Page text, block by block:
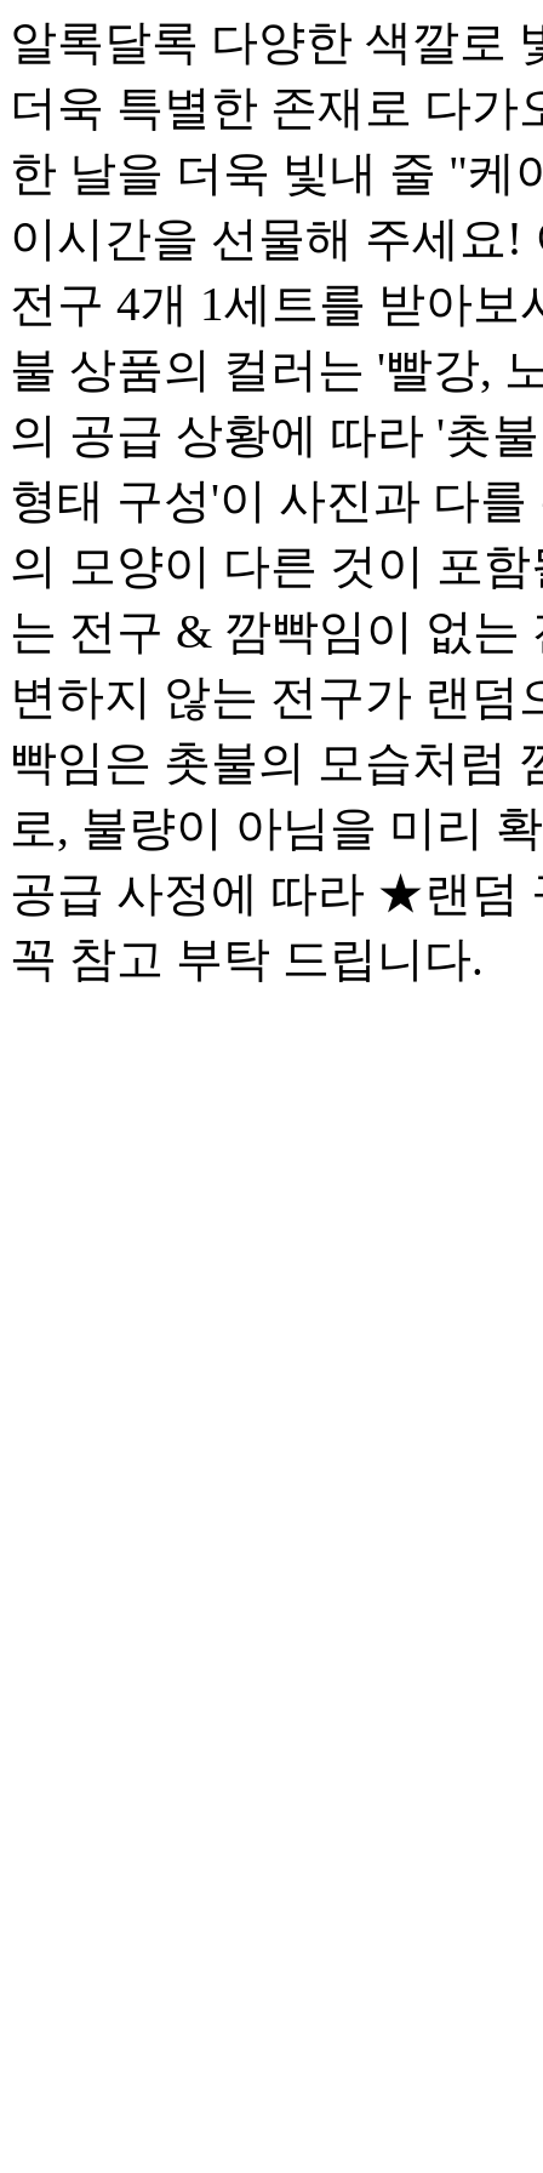
알록달록 다양한 색깔로
더욱 특별한 존재로 다가
한 날을 더욱 빛내 줄 "케
이시간을 선물해 주세요
전구 4개 1세트를 받아
불 상품의 컬러는 '빨강,
의 공급 상황에 따라 '촛
형태 구성'이 사진과 다
의 모양이 다른 것이 포
는 전구 & 깜빡임이 없
변하지 않는 전구가 랜덤
빡임은 촛불의 모습처럼
로, 불량이 아님을 미리
공급 사정에 따라 ★랜덤
꼭 참고 부탁 드립니다.